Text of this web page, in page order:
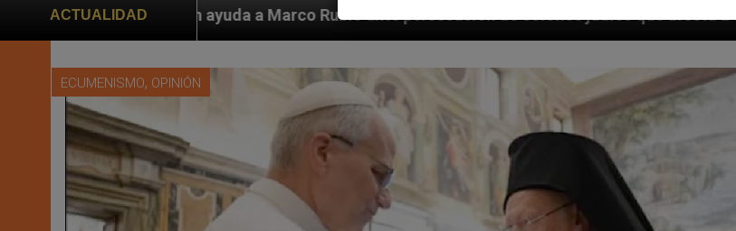
ACTUALIDAD
a Marco Rubio ante persecución de colonos judíos que afecta a cristianos (y no sólo) en
ECUMENISMO, OPINIÓN